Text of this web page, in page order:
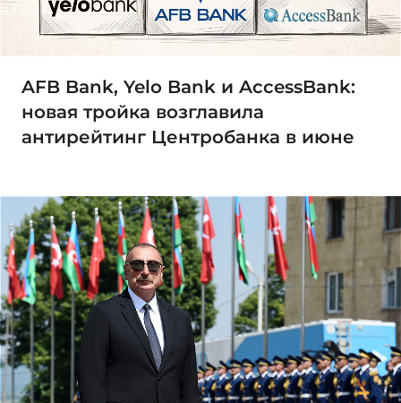
AFB Bank, Yelo Bank и AccessBank:
новая тройка возглавила
антирейтинг Центробанка в июне